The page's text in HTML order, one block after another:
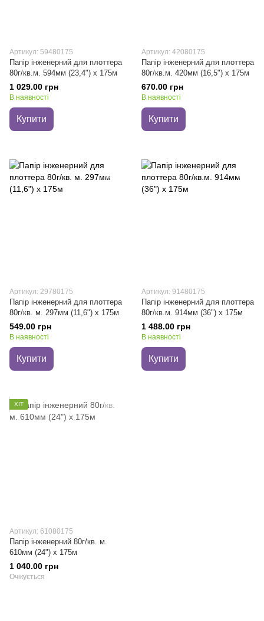
Артикул: 59480175
Папір інженерний для плоттера
80г/кв.м. 594мм (23,4") х 175м
1 029.00 грн
В наявності
Купити
Артикул: 42080175
Папір інженерний для плоттера
80г/кв.м. 420мм (16,5") х 175м
670.00 грн
В наявності
Купити
Артикул: 29780175
Папір інженерний для плоттера
80г/кв. м. 297мм (11,6") х 175м
549.00 грн
В наявності
Купити
Артикул: 91480175
Папір інженерний для плоттера
80г/кв.м. 914мм (36") х 175м
1 488.00 грн
В наявності
Купити
ХІТ
Артикул: 61080175
Папір інженерний 80г/кв. м.
610мм (24") х 175м
1 040.00 грн
Очікується